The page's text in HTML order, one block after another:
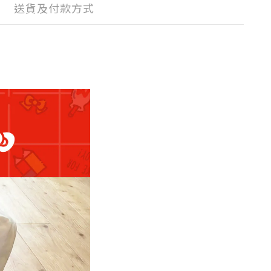
送貨及付款方式